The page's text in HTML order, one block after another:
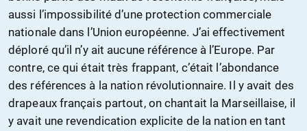
aussi l’impossibilité d’une protection commerciale
nationale dans l’Union européenne. J’ai effectivement
déploré qu’il n’y ait aucune référence à l’Europe. Par
contre, ce qui était très frappant, c’était l’abondance
des références à la nation révolutionnaire. Il y avait des
drapeaux français partout, on chantait la Marseillaise, il
y avait une revendication explicite de la nation en tant